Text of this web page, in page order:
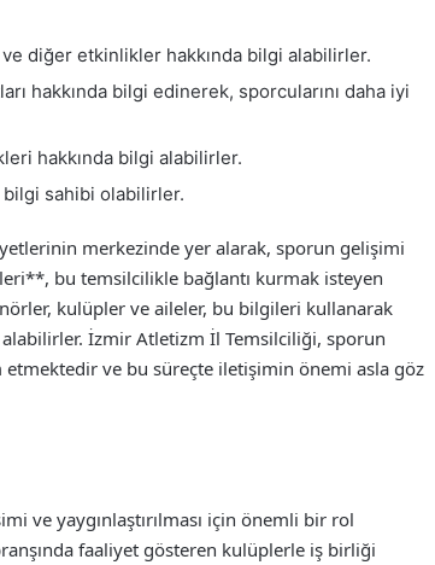
diğer etkinlikler hakkında bilgi alabilirler.
hakkında bilgi edinerek, sporcularını daha iyi
hakkında bilgi alabilirler.
bilgi sahibi olabilirler.
merkezinde yer alarak, sporun gelişimi
bu temsilcilikle bağlantı kurmak isteyen
kulüpler ve aileler, bu bilgileri kullanarak
İzmir Atletizm İl Temsilciliği, sporun
etmektedir ve bu süreçte iletişimin önemi asla göz
ve yaygınlaştırılması için önemli bir rol
faaliyet gösteren kulüplerle iş birliği